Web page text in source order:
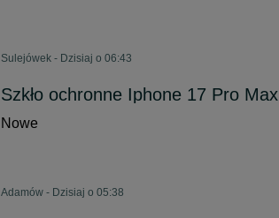
Sulejówek - Dzisiaj o 06:43
Szkło ochronne Iphone 17 Pro Max
Nowe
Adamów - Dzisiaj o 05:38